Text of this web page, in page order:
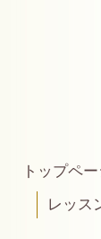
トップペ
レッス